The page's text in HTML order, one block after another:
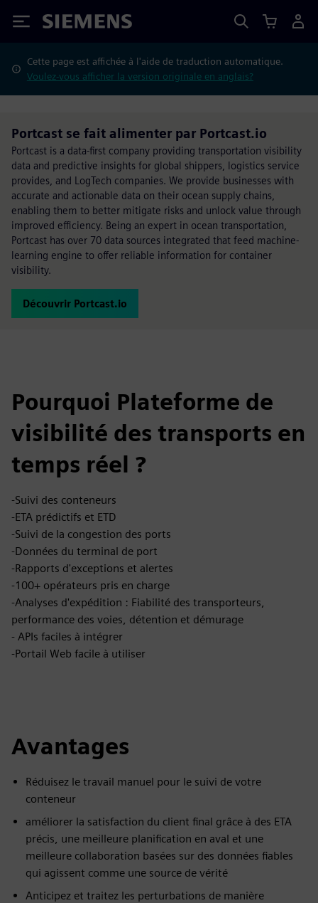
Siemens
Cette page est affichée à l'aide de traduction automatique.
Voulez-vous afficher la version originale en anglais?
Portcast se fait alimenter par Portcast.io
Portcast is a data-first company providing transportation visibility
data and predictive insights for global shippers, logistics service
provides, and LogTech companies. We provide businesses with
accurate and actionable data on their ocean supply chains,
enabling them to better mitigate risks and unlock value through
improved efficiency. Being an expert in ocean transportation,
Portcast has over 70 data sources integrated that feed machine-
learning engine to offer reliable information for container
visibility.
Découvrir Portcast.io
Pourquoi Plateforme de
visibilité des transports en
temps réel ?
-Suivi des conteneurs
-ETA prédictifs et ETD
-Suivi de la congestion des ports
-Données du terminal de port
-Rapports d'exceptions et alertes
-100+ opérateurs pris en charge
-Analyses d'expédition : Fiabilité des transporteurs,
performance des voies, détention et démurage
- APIs faciles à intégrer
-Portail Web facile à utiliser
Avantages
Réduisez le travail manuel pour le suivi de votre
conteneur
améliorer la satisfaction du client final grâce à des ETA
précis, une meilleure planification en aval et une
meilleure collaboration basées sur des données fiables
qui agissent comme une source de vérité
Anticipez et traitez les perturbations de manière